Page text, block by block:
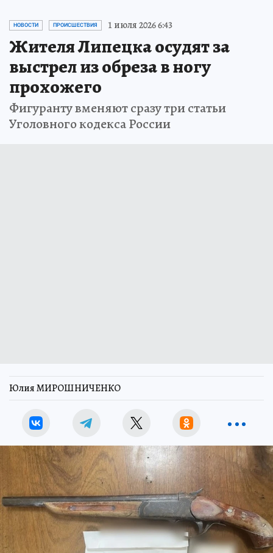
НОВОСТИ ПРОИСШЕСТВИЯ 1 июля 2026 6:43
Жителя Липецка осудят за
выстрел из обреза в ногу
прохожего
Фигуранту вменяют сразу три статьи
Уголовного кодекса России
Юлия МИРОШНИЧЕНКО